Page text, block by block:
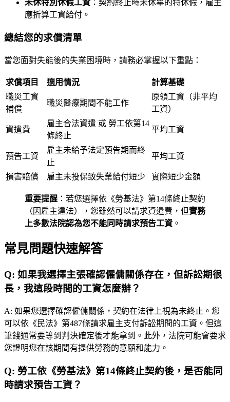
未休特別休假工資：契約終止時未休畢的特休假，雇主
應折算工資給付。
總結您的求償清單
當您面對失能後的失業困境時，請務必掌握以下重點：
求償項目 適用情況
計算基礎
職災工資
補償
職災醫療期間不能工作
原領工資（非平均
工資）
資遣費
雇主合法資遣 或 勞工依第14
條終止
平均工資
預告工資
雇主未給予法定預告期而終
止
平均工資
損害賠償 雇主未投保致失業給付短少 實際短少金額
重要提醒 ：若您選擇依《勞基法》第14條終止契約
（因雇主違法），您雖然可以請求資遣費，但實務
上多數法院認為您不能同時請求預告工資。
常見問題快速解答
Q: 如果我選擇主張確認僱傭關係存在，但訴訟期很
長，我這段時間的工資怎麼辦？
A: 如果您選擇確認僱傭關係，契約在法律上視為未終止。您
可以依《民法》第487條請求雇主支付訴訟期間的工資。但這
筆錢通常要等到判決確定後才能拿到。此外，法院可能會要求
您證明您在該期間有提供勞務的意願和能力。
Q: 勞工依《勞基法》第14條終止契約後，是否能同
時請求預告工資？